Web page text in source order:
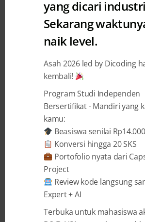
Kesalahan Pada CSS
Terjadi
Rony Setiawan 24 July 2021
BAGIKAN
Para web developer pasti sudah
dalam membuat sebuah situs
berjalan dengan optimal dan
tujuan pembuatannya. Tapi,
yang dicari
Sekarang
naik level.
Asah 2026 led by Dicoding
kembali!
Program Studi Independen
Bersertifikat - Mandiri yang
kamu:
Beasiswa senilai
Konversi hingga 20 SKS
Portofolio nyata dari
Project
Review kode langsung
Expert + AI
Terbuka untuk mahasiswa